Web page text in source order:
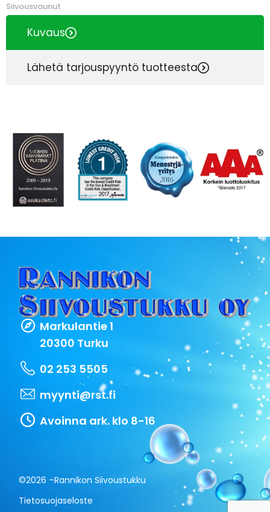
Siivousvaunut
Kuvaus
Lähetä tarjouspyyntö tuotteesta
Markulantie 1
20300 Turku
02 253 5505
myynti@rst.fi
Avoinna ark. klo 8-16
©2026 –Rannikon Siivoustukku
Tietosuojaseloste